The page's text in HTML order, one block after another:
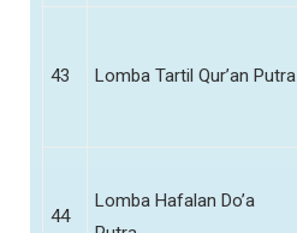
43 Lomba Tartil Qur’an Putra
44
Lomba Hafalan Do’a